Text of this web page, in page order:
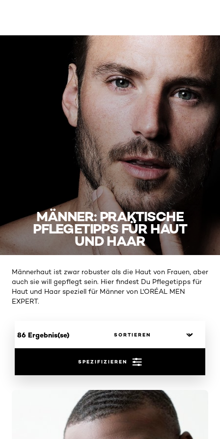
MÄNNER: PRAKTISCHE
PFLEGETIPPS FÜR HAUT
UND HAAR
Männerhaut ist zwar robuster als die Haut von Frauen, aber
auch sie will gepflegt sein. Hier findest Du Pflegetipps für
Haut und Haar speziell für Männer von L'ORÉAL MEN
EXPERT.
86 Ergebnis(se)
SPEZIFIZIEREN